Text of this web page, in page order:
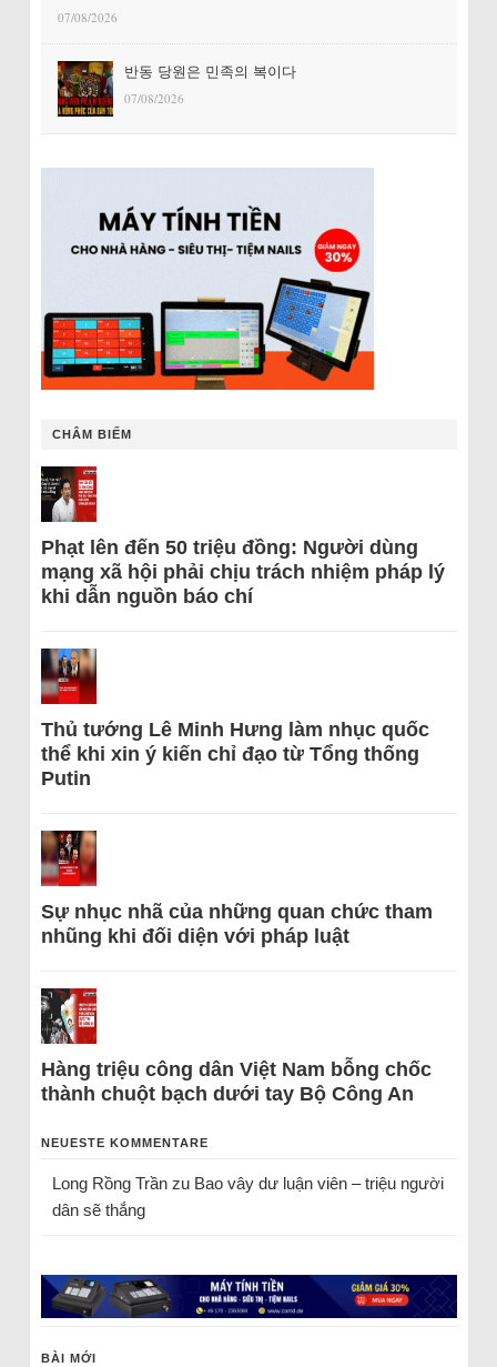
07/08/2026
반동 당원은 민족의 복이다
07/08/2026
CHÂM BIẾM
Phạt lên đến 50 triệu đồng: Người dùng
mạng xã hội phải chịu trách nhiệm pháp lý
khi dẫn nguồn báo chí
Thủ tướng Lê Minh Hưng làm nhục quốc
thể khi xin ý kiến chỉ đạo từ Tổng thống
Putin
Sự nhục nhã của những quan chức tham
nhũng khi đối diện với pháp luật
Hàng triệu công dân Việt Nam bỗng chốc
thành chuột bạch dưới tay Bộ Công An
NEUESTE KOMMENTARE
Long Rồng Trầnzu Bao vây dư luận viên – triệu người
dân sẽ thắng
BÀI MỚI